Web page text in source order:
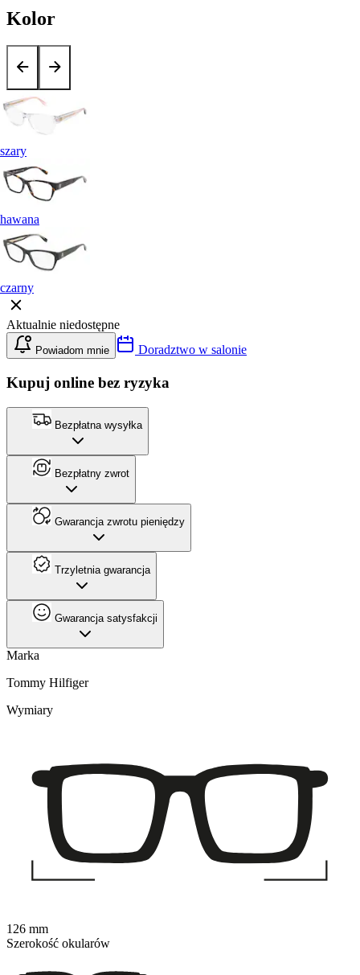
Kolor
szary
hawana
czarny
Aktualnie niedostępne
Powiadom mnie Doradztwo w salonie
Kupuj online bez ryzyka
Bezpłatna wysyłka
Bezpłatny zwrot
Gwarancja zwrotu pieniędzy
Trzyletnia gwarancja
Gwarancja satysfakcji
Marka
Tommy Hilfiger
Wymiary
126 mm
Szerokość okularów